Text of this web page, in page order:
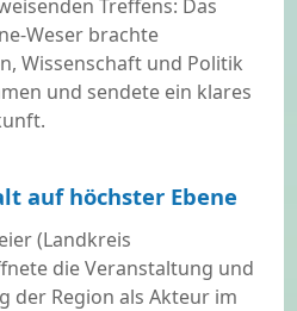
Treffens: Das
Weser brachte
Wissenschaft und Politik
und sendete ein klares
auf höchster Ebene
(Landkreis
die Veranstaltung und
der Region als Akteur im